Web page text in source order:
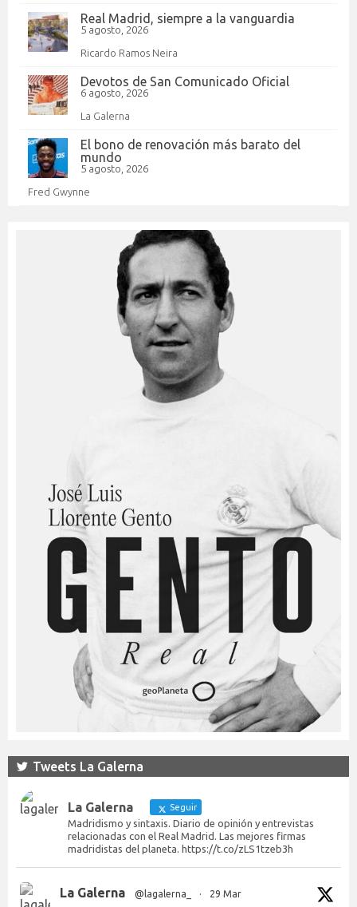
Real Madrid, siempre a la vanguardia
5 agosto, 2026
Ricardo Ramos Neira
Devotos de San Comunicado Oficial
6 agosto, 2026
La Galerna
El bono de renovación más barato del
mundo
5 agosto, 2026
Fred Gwynne
Tweets La Galerna
La Galerna Seguir
Madridismo y sintaxis. Diario de opinión y entrevistas
relacionadas con el Real Madrid. Las mejores firmas
madridistas del planeta. https://t.co/zLS1tzeb3h
La Galerna @lagalerna_ · 29 Mar